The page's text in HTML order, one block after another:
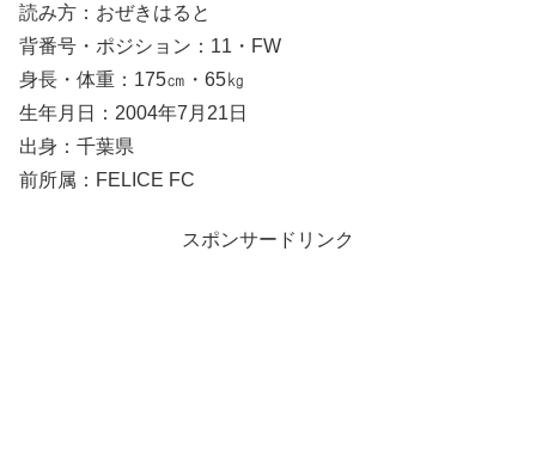
読み方：おぜきはると
背番号・ポジション：11・FW
身長・体重：175㎝・65㎏
生年月日：2004年7月21日
出身：千葉県
前所属：FELICE FC
スポンサードリンク